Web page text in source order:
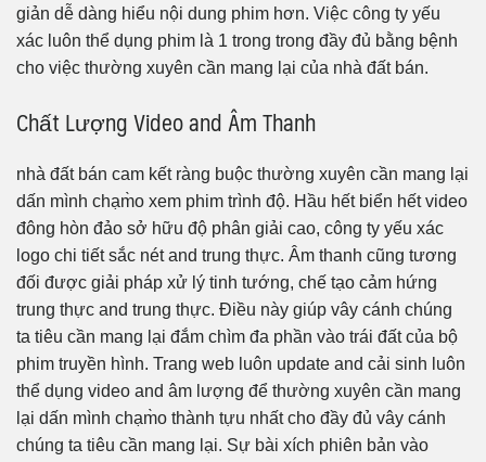
giản dễ dàng hiểu nội dung phim hơn. Việc công ty yếu
xác luôn thể dụng phim là 1 trong trong đầy đủ bằng bệnh
cho việc thường xuyên cần mang lại của nhà đất bán.
Chất Lượng Video and Âm Thanh
nhà đất bán cam kết ràng buộc thường xuyên cần mang lại
dấn mình chạm̀o xem phim trình độ. Hầu hết biển hết video
đông hòn đảo sở hữu độ phân giải cao, công ty yếu xác
logo chi tiết sắc nét and trung thực. Âm thanh cũng tương
đối được giải pháp xử lý tinh tướng, chế tạo cảm hứng
trung thực and trung thực. Điều này giúp vây cánh chúng
ta tiêu cần mang lại đắm chìm đa phần vào trái đất của bộ
phim truyền hình. Trang web luôn update and cải sinh luôn
thể dụng video and âm lượng để thường xuyên cần mang
lại dấn mình chạm̀o thành tựu nhất cho đầy đủ vây cánh
chúng ta tiêu cần mang lại. Sự bài xích phiên bản vào